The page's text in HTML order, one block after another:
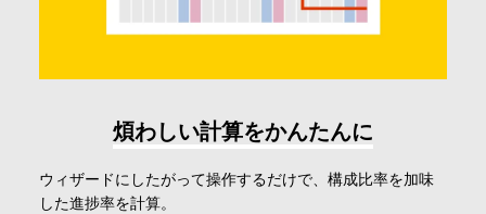
煩わしい計算をかんたんに
ウィザードにしたがって操作するだけで、構成比率を加味
した進捗率を計算。